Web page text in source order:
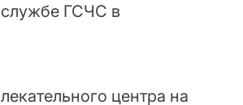
ГСЧС в
центра на